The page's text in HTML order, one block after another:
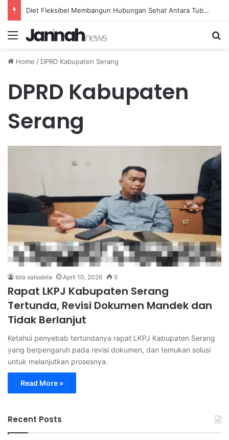
Diet Fleksibel Membangun Hubungan Sehat Antara Tubuh dan Makanan Sehari-hari
Menu
Home / DPRD Kabupaten Serang
DPRD Kabupaten
Serang
bila salsabila April 10, 2026 5
Rapat LKPJ Kabupaten Serang
Tertunda, Revisi Dokumen Mandek dan
Tidak Berlanjut
Ketahui penyebab tertundanya rapat LKPJ Kabupaten Serang
yang berpengaruh pada revisi dokumen, dan temukan solusi
untuk melanjutkan prosesnya.
Read More »
Recent Posts